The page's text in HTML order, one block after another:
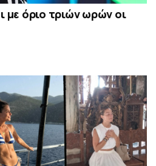
με όριο τριών ωρών οι